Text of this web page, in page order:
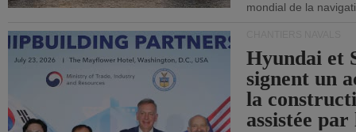
mondial de la
Hyundai et
signent un
la
assistée